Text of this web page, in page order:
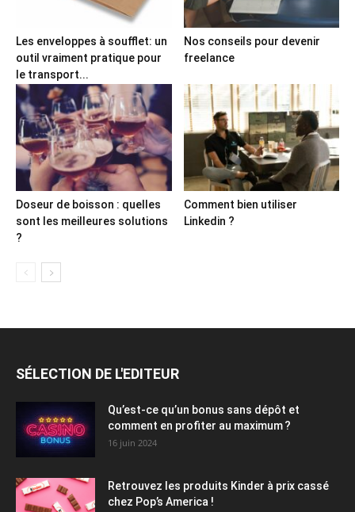
Les enveloppes à soufflet: un
outil vraiment pratique pour
le transport...
Nos conseils pour devenir
freelance
Doseur de boisson : quelles
sont les meilleures solutions
?
Comment bien utiliser
Linkedin ?
SÉLECTION DE L'EDITEUR
Qu’est-ce qu’un bonus sans dépôt et
comment en profiter au maximum ?
16 juin 2024
Retrouvez les produits Kinder à prix cassé
chez Pop’s America !